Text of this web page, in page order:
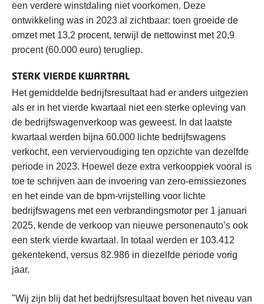
een verdere winstdaling niet voorkomen. Deze
ontwikkeling was in 2023 al zichtbaar: toen groeide de
omzet met 13,2 procent, terwijl de nettowinst met 20,9
procent (60.000 euro) terugliep.
STERK VIERDE KWARTAAL
Het gemiddelde bedrijfsresultaat had er anders uitgezien
als er in het vierde kwartaal niet een sterke opleving van
de bedrijfswagenverkoop was geweest. In dat laatste
kwartaal werden bijna 60.000 lichte bedrijfswagens
verkocht, een verviervoudiging ten opzichte van dezelfde
periode in 2023. Hoewel deze extra verkooppiek vooral is
toe te schrijven aan de invoering van zero-emissiezones
en het einde van de bpm-vrijstelling voor lichte
bedrijfswagens met een verbrandingsmotor per 1 januari
2025, kende de verkoop van nieuwe personenauto’s ook
een sterk vierde kwartaal. In totaal werden er 103.412
gekentekend, versus 82.986 in diezelfde periode vorig
jaar.
"Wij zijn blij dat het bedrijfsresultaat boven het niveau van